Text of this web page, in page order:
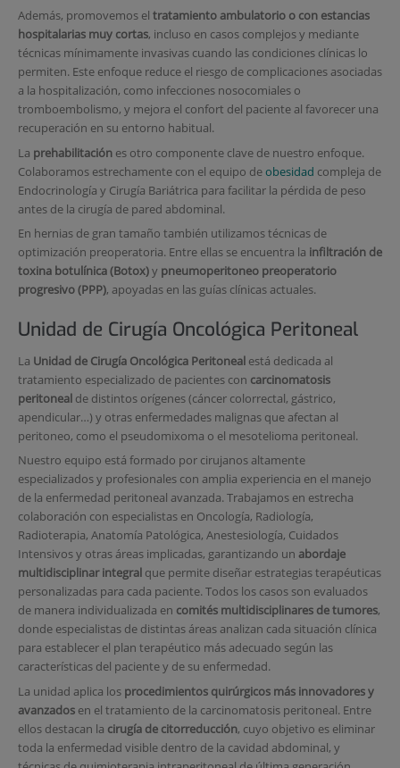
Además, promovemos el tratamiento ambulatorio o con estancias
hospitalarias muy cortas, incluso en casos complejos y mediante
técnicas mínimamente invasivas cuando las condiciones clínicas lo
permiten. Este enfoque reduce el riesgo de complicaciones asociadas
a la hospitalización, como infecciones nosocomiales o
tromboembolismo, y mejora el confort del paciente al favorecer una
recuperación en su entorno habitual.
La prehabilitaciónes otro componente clave de nuestro enfoque.
Colaboramos estrechamente con el equipo deobesidad compleja de
Endocrinología y Cirugía Bariátrica para facilitar la pérdida de peso
antes de la cirugía de pared abdominal.
En hernias de gran tamaño también utilizamos técnicas de
optimización preoperatoria. Entre ellas se encuentra la infiltración de
toxina botulínica (Botox)y pneumoperitoneo preoperatorio
progresivo (PPP), apoyadas en las guías clínicas actuales.
Unidad de Cirugía Oncológica Peritoneal
La Unidad de Cirugía Oncológica Peritonealestá dedicada al
tratamiento especializado de pacientes con carcinomatosis
peritonealde distintos orígenes (cáncer colorrectal, gástrico,
apendicular…) y otras enfermedades malignas que afectan al
peritoneo, como el pseudomixoma o el mesotelioma peritoneal.
Nuestro equipo está formado por cirujanos altamente
especializados y profesionales con amplia experiencia en el manejo
de la enfermedad peritoneal avanzada. Trabajamos en estrecha
colaboración con especialistas en Oncología, Radiología,
Radioterapia, Anatomía Patológica, Anestesiología, Cuidados
Intensivos y otras áreas implicadas, garantizando un abordaje
multidisciplinar integralque permite diseñar estrategias terapéuticas
personalizadas para cada paciente. Todos los casos son evaluados
de manera individualizada en comités multidisciplinares de tumores,
donde especialistas de distintas áreas analizan cada situación clínica
para establecer el plan terapéutico más adecuado según las
características del paciente y de su enfermedad.
La unidad aplica los procedimientos quirúrgicos más innovadores y
avanzadosen el tratamiento de la carcinomatosis peritoneal. Entre
ellos destacan la cirugía de citorreducción, cuyo objetivo es eliminar
toda la enfermedad visible dentro de la cavidad abdominal, y